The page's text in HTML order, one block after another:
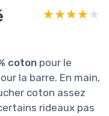
★★★★★
★★★★★
coton pour le
la barre. En main,
coton assez
rideaux pas